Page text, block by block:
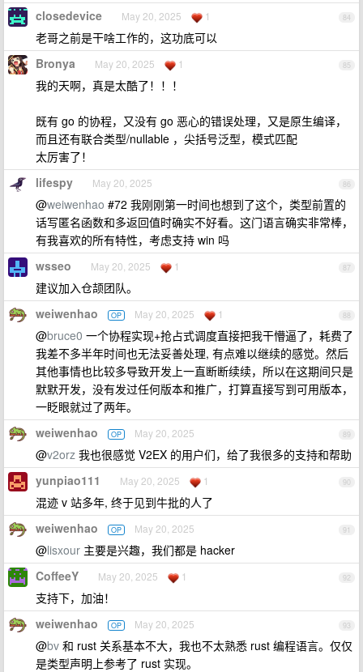
84
closedevice May 20, 2025 1
老哥之前是干啥工作的，这功底可以
85
Bronya May 20, 2025 1
我的天啊，真是太酷了！！！
既有 go 的协程，又没有 go 恶心的错误处理，又是原生编译，
而且还有联合类型/nullable ，尖括号泛型，模式匹配
太厉害了！
86
lifespy May 20, 2025
@weiwenhao #72 我刚刚第一时间也想到了这个，类型前置的
话写匿名函数和多返回值时确实不好看。这门语言确实非常棒，
有我喜欢的所有特性，考虑支持 win 吗
87
wsseo May 20, 2025 1
建议加入仓颉团队。
88
weiwenhao OP May 20, 2025 1
@bruce0 一个协程实现+抢占式调度直接把我干懵逼了，耗费了
我差不多半年时间也无法妥善处理, 有点难以继续的感觉。然后
其他事情也比较多导致开发上一直断断续续，所以在这期间只是
默默开发，没有发过任何版本和推广，打算直接写到可用版本，
一眨眼就过了两年。
89
weiwenhao OP May 20, 2025
@v2orz 我也很感觉 V2EX 的用户们，给了我很多的支持和帮助
90
yunpiao111 May 20, 2025 1
混迹 v 站多年, 终于见到牛批的人了
91
weiwenhao OP May 20, 2025
@lisxour 主要是兴趣，我们都是 hacker
92
CoffeeY May 20, 2025 1
支持下，加油！
93
weiwenhao OP May 20, 2025
@bv 和 rust 关系基本不大，我也不太熟悉 rust 编程语言。仅仅
是类型声明上参考了 rust 实现。